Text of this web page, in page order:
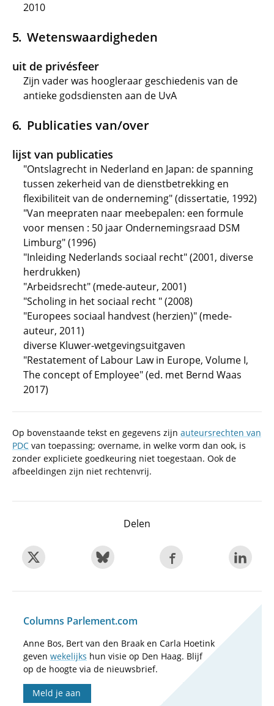
2010
Wetenswaardigheden
uit de privésfeer
Zijn vader was hoogleraar geschiedenis van de
antieke godsdiensten aan de UvA
Publicaties van/over
lijst van publicaties
"Ontslagrecht in Nederland en Japan: de spanning
tussen zekerheid van de dienstbetrekking en
flexibiliteit van de onderneming" (dissertatie, 1992)
"Van meepraten naar meebepalen: een formule
voor mensen : 50 jaar Ondernemingsraad DSM
Limburg" (1996)
"Inleiding Nederlands sociaal recht" (2001, diverse
herdrukken)
"Arbeidsrecht" (mede-auteur, 2001)
"Scholing in het sociaal recht " (2008)
"Europees sociaal handvest (herzien)" (mede-
auteur, 2011)
diverse Kluwer-wetgevingsuitgaven
"Restatement of Labour Law in Europe, Volume I,
The concept of Employee" (ed. met Bernd Waas
2017)
Op bovenstaande tekst en gegevens zijn auteursrechten van
PDC van toepassing; overname, in welke vorm dan ook, is
zonder expliciete goedkeuring niet toegestaan. Ook de
afbeeldingen zijn niet rechtenvrij.
Delen
Columns Parlement.com
Anne Bos, Bert van den Braak en Carla Hoetink
geven wekelijks hun visie op Den Haag. Blijf
op de hoogte via de nieuwsbrief.
Meld je aan